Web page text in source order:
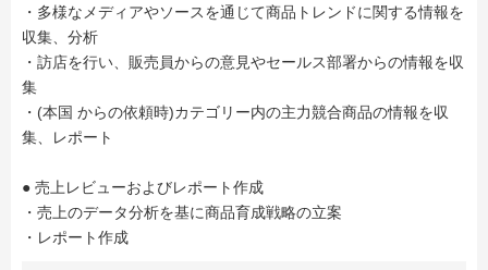
・多様なメディアやソースを通じて商品トレンドに関する情報を
収集、分析
・訪店を行い、販売員からの意見やセールス部署からの情報を収
集
・(本国 からの依頼時)カテゴリー内の主力競合商品の情報を収
集、レポート
● 売上レビューおよびレポート作成
・売上のデータ分析を基に商品育成戦略の立案
・レポート作成